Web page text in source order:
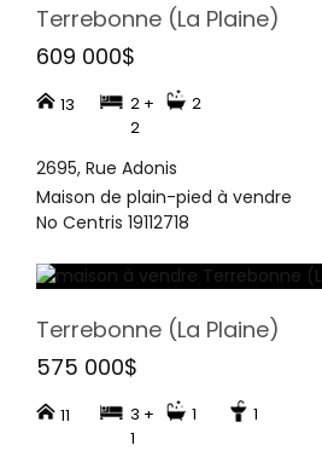
Terrebonne (La Plaine)
609 000$
13
2 +
2
2
2695, Rue Adonis
Maison de plain-pied à vendre
No Centris 19112718
Terrebonne (La Plaine)
575 000$
11
3 +
1
1 1